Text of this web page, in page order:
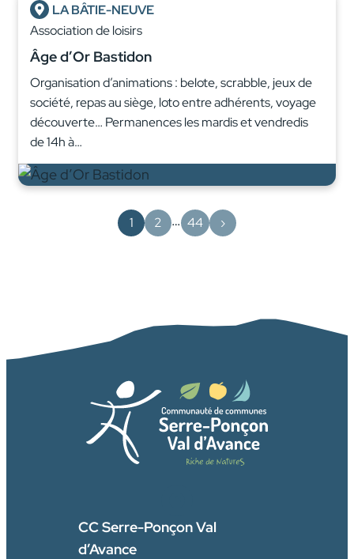
LA BÂTIE-NEUVE
Association de loisirs
Âge d’Or Bastidon
Organisation d’animations : belote, scrabble, jeux de
société, repas au siège, loto entre adhérents, voyage
découverte… Permanences les mardis et vendredis
de 14h à…
1 2 … 44 ›
CC Serre-Ponçon Val
d’Avance